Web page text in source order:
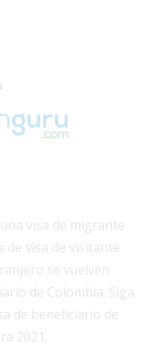
visa de migrante
de visa de visitante
se vuelven
de Colombia. Siga
de beneficiario de
2021.